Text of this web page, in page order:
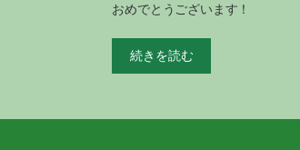
おめでとうござい
続きを読む